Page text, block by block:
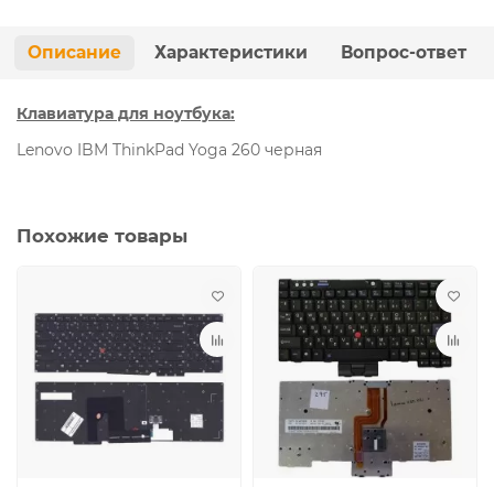
Описание Характеристики Вопрос-ответ
Клавиатура для ноутбука:
Lenovo IBM ThinkPad Yoga 260 черная
Похожие товары